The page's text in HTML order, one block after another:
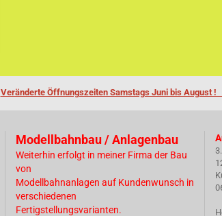
Veränderte Öffnungszeiten Samstags Juni bis
Modellbahnbau / Anlagenbau
Weiterhin erfolgt in meiner Firma der Bau
von
Modellbahnanlagen auf Kundenwunsch in
verschiedenen
Fertigstellungsvarianten.